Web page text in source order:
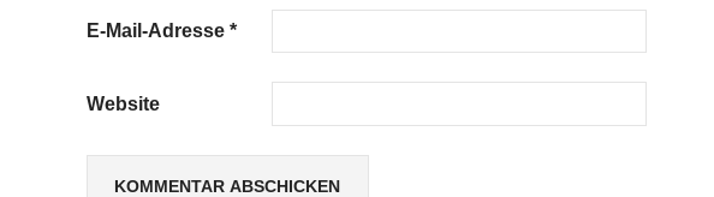
E-Mail-Adresse *
Website